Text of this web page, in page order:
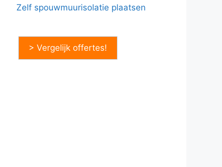
Zelf spouwmuurisolatie plaatsen
> Vergelijk offertes!